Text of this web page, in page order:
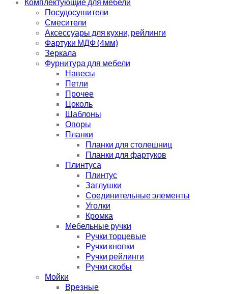
Посудосушители
Смесители
Аксессуары для кухни, рейлинги
Фартуки МДФ (4мм)
Зеркала
Фурнитура для мебели
Навесы
Петли
Прочее
Цоколь
Шаблоны
Опоры
Планки
Планки для столешниц
Планки для фартуков
Плинтуса
Плинтус
Заглушки
Соединительные элементы
Уголки
Кромка
Мебельные ручки
Ручки торцевые
Ручки кнопки
Ручки рейлинги
Ручки скобы
Мойки
Врезные